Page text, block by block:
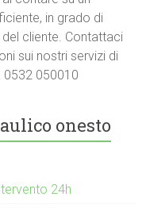
in grado di
cliente. Contattaci
sui nostri servizi di
0532 050010
onesto
24h